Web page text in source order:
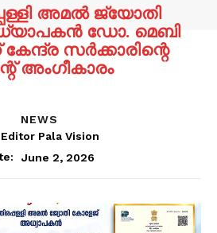
അമൽ ജ്യോതി
ഡോ. മെബി
സർക്കാരിന്റെ
അംഗീകാരം
NEWS
Editor Pala Vision
June 2, 2026